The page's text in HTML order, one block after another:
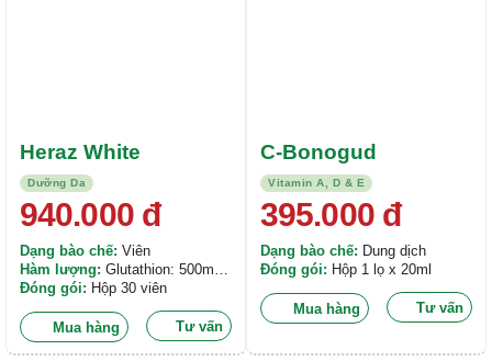
Dưỡng Da
Heraz White
940.000đ
Dạng bào chế: Viên
Hàm lượng: Glutathion: 500mg,
L-Cystine: 100mg, Kẽm: 30mg,
Đóng gói: Hộp 30 viên
Mua hàng Tư vấn
Vitamin A, D & E
C-Bonogud
395.000đ
Dạng bào chế: Dung dịch
Đóng gói: Hộp 1 lọ x 20ml
Mua hàng Tư vấn